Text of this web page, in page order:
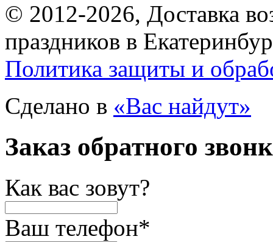
© 2012-2026, Доставка
праздников в
Политика защиты и
Сделано в «Вас найдут»
Заказ обратного
Как вас зовут?
Ваш телефон*